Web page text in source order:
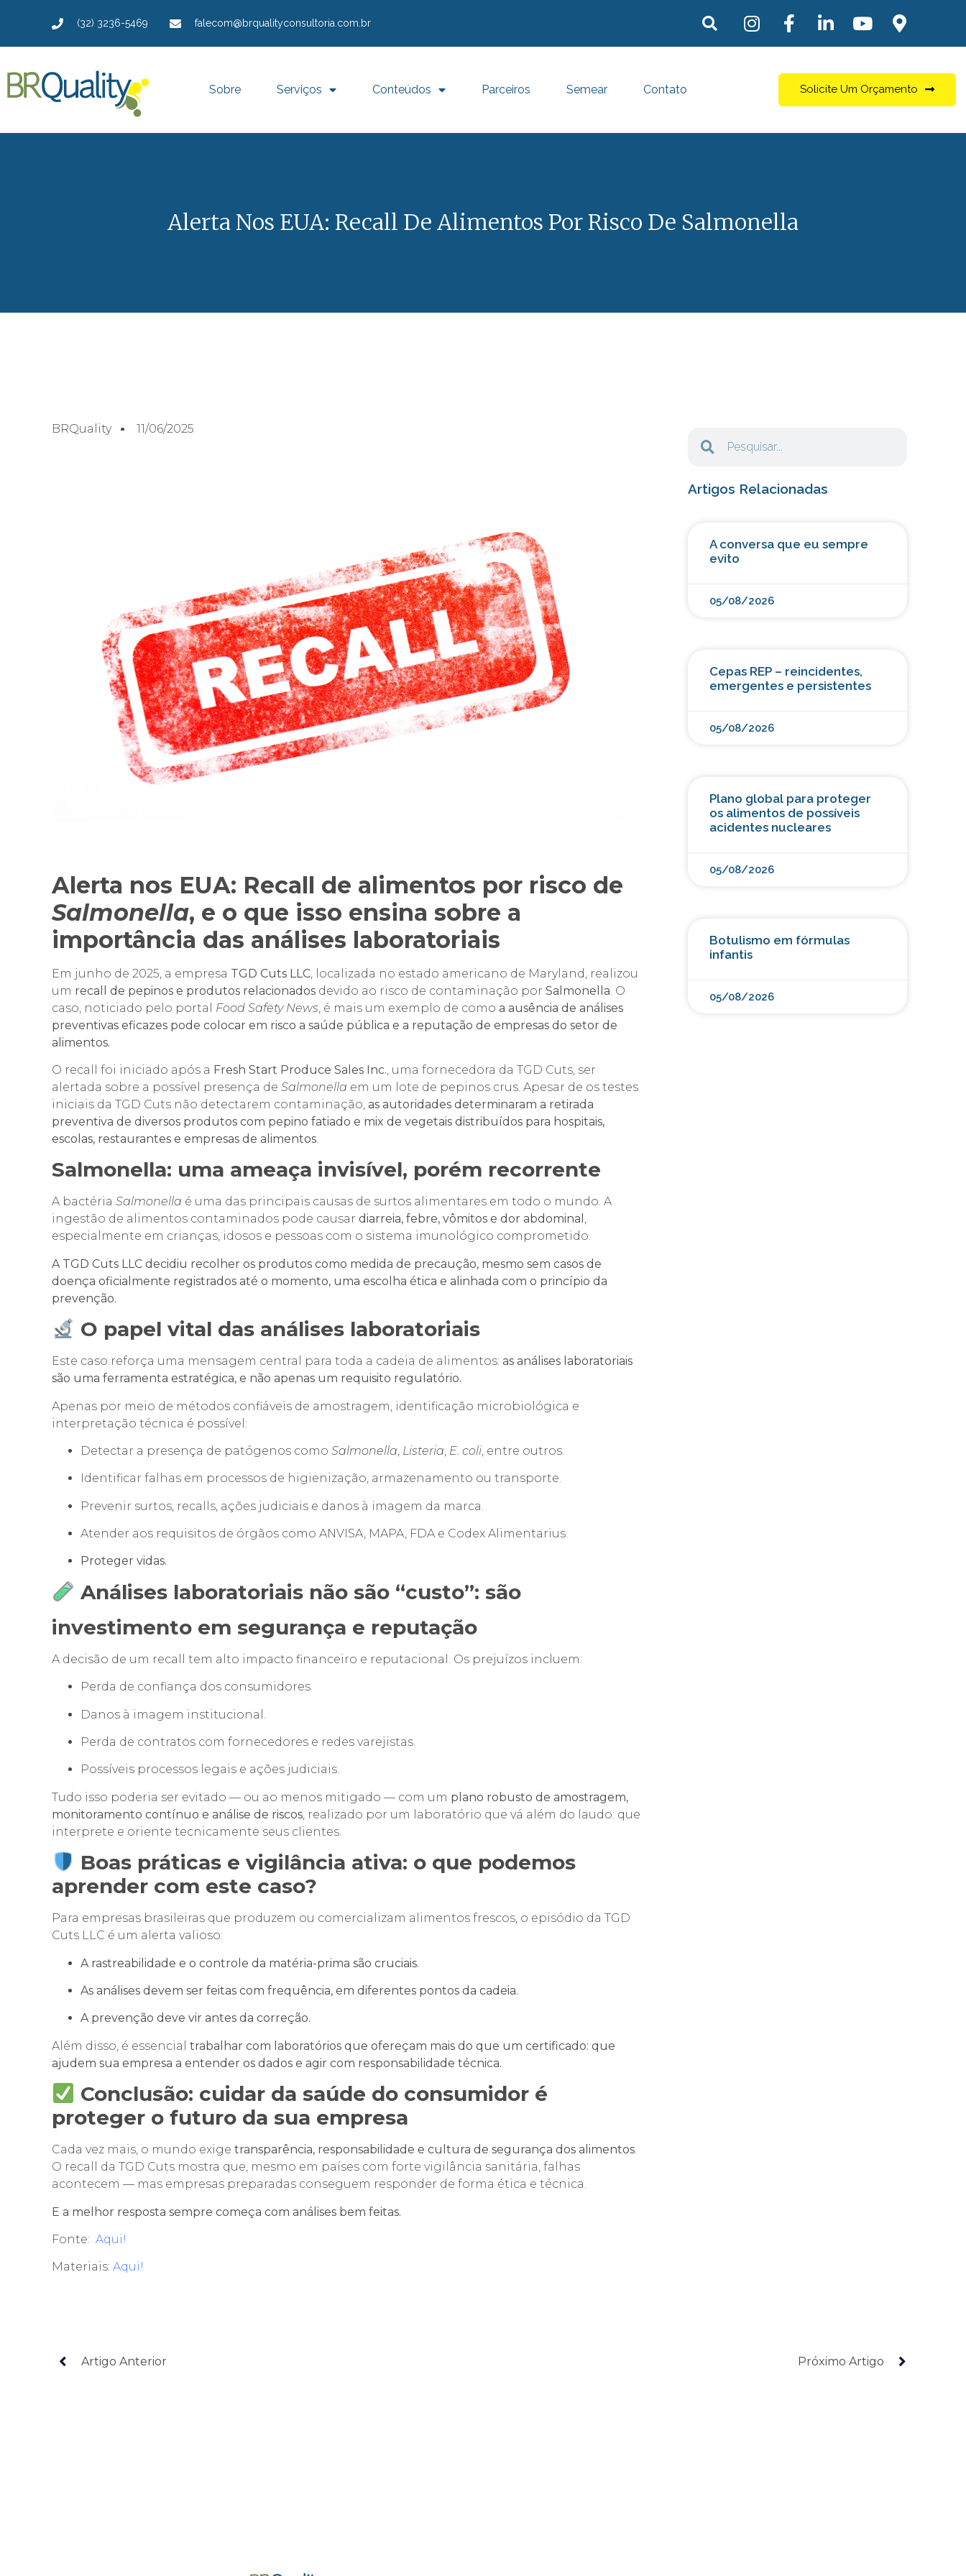
(32) 3236-5469 falecom@brqualityconsultoria.com.br
Sobre Serviços Conteúdos Parceiros Semear Contato Solicite Um Orçamento
Alerta Nos EUA: Recall De Alimentos Por Risco De Salmonella
BRQuality 11/06/2025
Alerta nos EUA: Recall de alimentos por risco de
Salmonella, e o que isso ensina sobre a
importância das análises laboratoriais
Em junho de 2025, a empresa TGD Cuts LLC , localizada no estado americano de Maryland, realizou
um recall de pepinos e produtos relacionados devido ao risco de contaminação por Salmonella . O
caso, noticiado pelo portal Food Safety News , é mais um exemplo de como a ausência de análises
preventivas eficazes pode colocar em risco a saúde pública e a reputação de empresas do setor de
alimentos.
O recall foi iniciado após a Fresh Start Produce Sales Inc., uma fornecedora da TGD Cuts, ser
alertada sobre a possível presença de Salmonella em um lote de pepinos crus. Apesar de os testes
iniciais da TGD Cuts não detectarem contaminação, as autoridades determinaram a retirada
preventiva de diversos produtos com pepino fatiado e mix de vegetais distribuídos para hospitais,
escolas, restaurantes e empresas de alimentos.
Salmonella: uma ameaça invisível, porém recorrente
A bactéria Salmonella é uma das principais causas de surtos alimentares em todo o mundo. A
ingestão de alimentos contaminados pode causar diarreia, febre, vômitos e dor abdominal ,
especialmente em crianças, idosos e pessoas com o sistema imunológico comprometido.
A TGD Cuts LLC decidiu recolher os produtos como medida de precaução, mesmo sem casos de
doença oficialmente registrados até o momento, uma escolha ética e alinhada com o princípio da
prevenção.
O papel vital das análises laboratoriais
Este caso reforça uma mensagem central para toda a cadeia de alimentos: as análises laboratoriais
são uma ferramenta estratégica, e não apenas um requisito regulatório.
Apenas por meio de métodos confiáveis de amostragem, identificação microbiológica e
interpretação técnica é possível:
Detectar a presença de patógenos como Salmonella, Listeria, E. coli, entre outros.
Identificar falhas em processos de higienização, armazenamento ou transporte.
Prevenir surtos, recalls, ações judiciais e danos à imagem da marca.
Atender aos requisitos de órgãos como ANVISA, MAPA, FDA e Codex Alimentarius.
Proteger vidas.
Análises laboratoriais não são “custo”: são
investimento em segurança e reputação
A decisão de um recall tem alto impacto financeiro e reputacional. Os prejuízos incluem:
Perda de confiança dos consumidores.
Danos à imagem institucional.
Perda de contratos com fornecedores e redes varejistas.
Possíveis processos legais e ações judiciais.
Tudo isso poderia ser evitado — ou ao menos mitigado — com um plano robusto de amostragem,
monitoramento contínuo e análise de riscos, realizado por um laboratório que vá além do laudo: que
interprete e oriente tecnicamente seus clientes.
Boas práticas e vigilância ativa: o que podemos
aprender com este caso?
Para empresas brasileiras que produzem ou comercializam alimentos frescos, o episódio da TGD
Cuts LLC é um alerta valioso:
A rastreabilidade e o controle da matéria-prima são cruciais.
As análises devem ser feitas com frequência, em diferentes pontos da cadeia.
A prevenção deve vir antes da correção.
Além disso, é essencial trabalhar com laboratórios que ofereçam mais do que um certificado: que
ajudem sua empresa a entender os dados e agir com responsabilidade técnica.
Conclusão: cuidar da saúde do consumidor é
proteger o futuro da sua empresa
Cada vez mais, o mundo exige transparência, responsabilidade e cultura de segurança dos alimentos.
O recall da TGD Cuts mostra que, mesmo em países com forte vigilância sanitária, falhas
acontecem — mas empresas preparadas conseguem responder de forma ética e técnica.
E a melhor resposta sempre começa com análises bem feitas.
Fonte: Aqui!
Materiais: Aqui!
Artigos Relacionadas
A conversa que eu sempre
evito
05/08/2026
Cepas REP – reincidentes,
emergentes e persistentes
05/08/2026
Plano global para proteger
os alimentos de possíveis
acidentes nucleares
05/08/2026
Botulismo em fórmulas
infantis
05/08/2026
Artigo Anterior Próximo Artigo